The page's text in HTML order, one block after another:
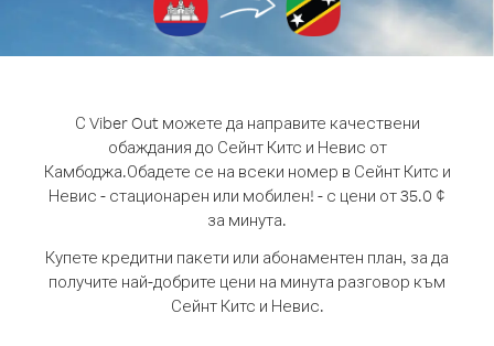
С Viber Out можете да направите качествени
обаждания до Сейнт Китс и Невис от
Камбоджа.Обадете се на всеки номер в Сейнт Китс и
Невис - стационарен или мобилен! - с цени от 35.0 ¢
за минута.
Купете кредитни пакети или абонаментен план, за да
получите най-добрите цени на минута разговор към
Сейнт Китс и Невис.